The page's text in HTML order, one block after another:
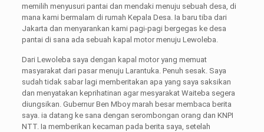
memilih menyusuri pantai dan mendaki menuju sebuah desa, di
mana kami bermalam di rumah Kepala Desa. Ia baru tiba dari
Jakarta dan menyarankan kami pagi-pagi bergegas ke desa
pantai di sana ada sebuah kapal motor menuju Lewoleba.
Dari Lewoleba saya dengan kapal motor yang memuat
masyarakat dari pasar menuju Larantuka. Penuh sesak. Saya
sudah tidak sabar lagi memberitakan apa yang saya saksikan
dan menyatakan keprihatinan agar mesyarakat Waiteba segera
diungsikan. Gubernur Ben Mboy marah besar membaca berita
saya. ia datang ke sana dengan serombongan orang dan KNPI
NTT. Ia memberikan kecaman pada berita saya, setelah